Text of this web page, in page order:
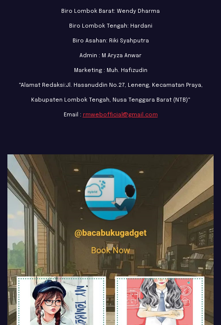
Biro Lombok Barat: Wendy Dharma
Biro Lombok Tengah: Hardani
Biro Asahan: Riki Syahputra
Admin : M Aryza Anwar
Marketing : Muh. Hafizudin
"Alamat Redaksi:Jl. Hasanuddin No.27, Leneng, Kecamatan Praya,
Kabupaten Lombok Tengah, Nusa Tenggara Barat (NTB)"
Email : rmwebofficial@gmail.com